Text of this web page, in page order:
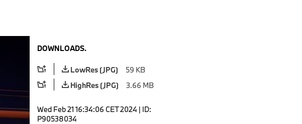
DOWNLOADS.
LowRes (JPG)
59 KB
HighRes (JPG)
3.66 MB
Wed Feb 21 16:34:06 CET 2024 | ID:
P90538034